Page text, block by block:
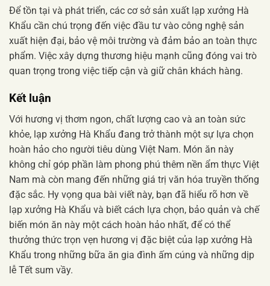
Để tồn tại và phát triển, các cơ sở sản xuất lạp xưởng Hà
Khẩu cần chú trọng đến việc đầu tư vào công nghệ sản
xuất hiện đại, bảo vệ môi trường và đảm bảo an toàn thực
phẩm. Việc xây dựng thương hiệu mạnh cũng đóng vai trò
quan trọng trong việc tiếp cận và giữ chân khách hàng.
Kết luận
Với hương vị thơm ngon, chất lượng cao và an toàn sức
khỏe, lạp xưởng Hà Khẩu đang trở thành một sự lựa chọn
hoàn hảo cho người tiêu dùng Việt Nam. Món ăn này
không chỉ góp phần làm phong phú thêm nền ẩm thực Việt
Nam mà còn mang đến những giá trị văn hóa truyền thống
đặc sắc. Hy vọng qua bài viết này, bạn đã hiểu rõ hơn về
lạp xưởng Hà Khẩu và biết cách lựa chọn, bảo quản và chế
biến món ăn này một cách hoàn hảo nhất, để có thể
thưởng thức trọn vẹn hương vị đặc biệt của lạp xưởng Hà
Khẩu trong những bữa ăn gia đình ấm cúng và những dịp
lễ Tết sum vầy.